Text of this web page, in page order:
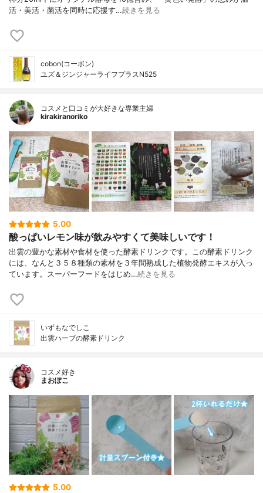
活・美活・菌活を同時に応援す…続きを見る
cobon(コーボン)
ユズ＆ジンジャーライフプラスN525
コスメと口コミが大好きな専業主婦
kirakiranoriko
5.00
酸っぱいレモン味が飲みやすくて美味しいです！
出雲の豊かな素材や食材を使った酵素ドリンクです。この酵素ドリンク
には、なんと３５８種類の素材を３年間熟成した植物発酵エキスが入っ
ています。スーパーフードをはじめ…続きを見る
いずもなでしこ
出雲ハーブの酵素ドリンク
コスメ好き
まおぽこ
5.00